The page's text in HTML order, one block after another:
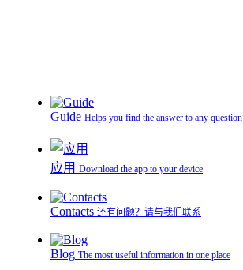
Guide Helps you find the answer to any question
应用 Download the app to your device
Contacts 还有问题？请与我们联系
Blog The most useful information in one place